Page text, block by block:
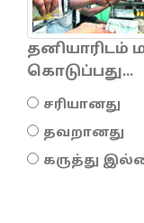
கொடுப்பது...
சரியானது
தவறானது
கருத்து